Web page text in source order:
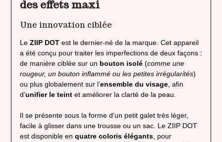
des effets maxi
Une innovation ciblée
Le ZIIP DOTest le dernier-né de la marque. Cet appareil
a été conçu pour traiter les imperfections de deux façons :
de manière ciblée sur un bouton isolé(comme une
rougeur, un bouton inflammé ou les petites irrégularités)
ou plus globalement sur l’ensemble du visage, afin
d’unifier le teintet améliorer la clarté de la peau.
Il se présente sous la forme d’un petit galet très léger,
facile à glisser dans une trousse ou un sac. Le ZIIP DOT
est disponible en quatre coloris élégants, pour